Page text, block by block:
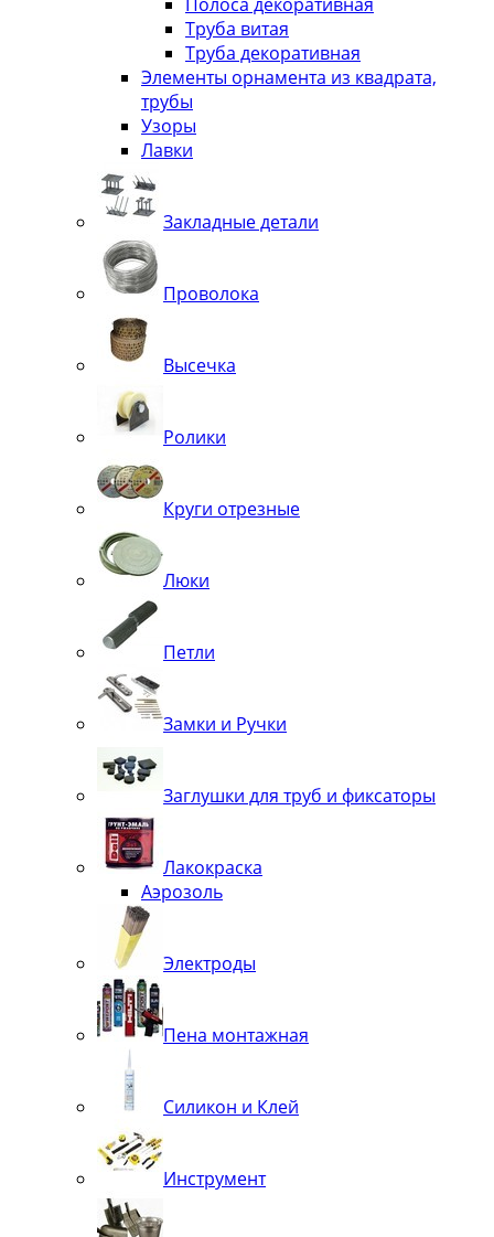
Труба витая
Труба декоративная
Элементы орнамента из квадрата,
трубы
Узоры
Лавки
Закладные детали
Проволока
Высечка
Ролики
Круги отрезные
Люки
Петли
Замки и Ручки
Заглушки для труб и фиксаторы
Лакокраска
Аэрозоль
Электроды
Пена монтажная
Силикон и Клей
Инструмент